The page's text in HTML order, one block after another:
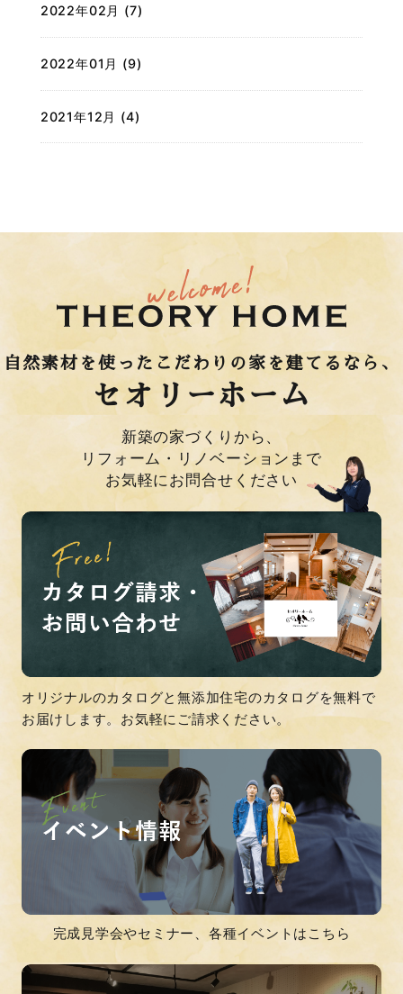
2022年02月 (7)
2022年01月 (9)
2021年12月 (4)
自然素材を使ったこだわりの家を建てるなら、
セオリーホーム
新築の家づくりから、
リフォーム・リノベーションまで
お気軽にお問合せください
オリジナルのカタログと無添加住宅のカタログを無料で
お届けします。お気軽にご請求ください。
完成見学会やセミナー、各種イベントはこちら